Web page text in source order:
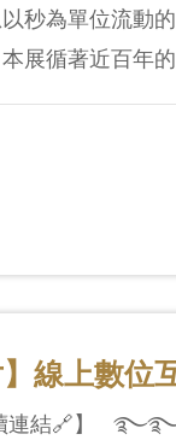
秒為單位流動
展循著近百年
線上數位
讀連結🔗】